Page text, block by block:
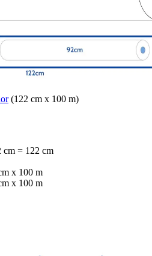
(122 cm x 100 m)
cm = 122 cm
x 100 m
x 100 m